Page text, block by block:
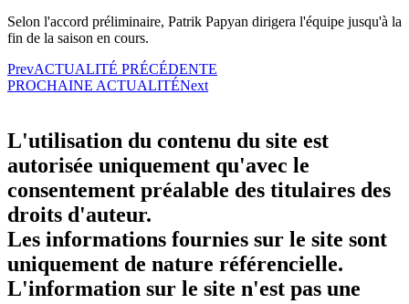
Selon l'accord préliminaire, Patrik Papyan dirigera l'équipe jusqu'à la
fin de la saison en cours.
PrevACTUALITÉ PRÉCÉDENTE
PROCHAINE ACTUALITÉNext
L'utilisation du contenu du site est
autorisée uniquement qu'avec le
consentement préalable des titulaires des
droits d'auteur.
Les informations fournies sur le site sont
uniquement de nature référencielle.
L'information sur le site n'est pas une